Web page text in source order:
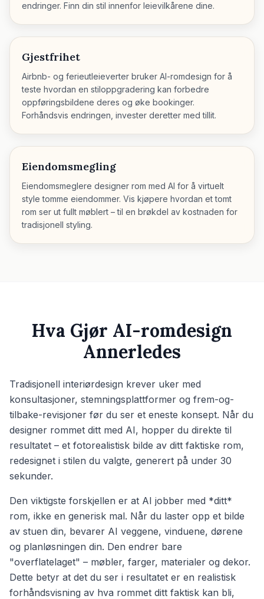
endringer. Finn din stil innenfor leievilkårene dine.
Gjestfrihet
Airbnb- og ferieutleieverter bruker AI-romdesign for å
teste hvordan en stiloppgradering kan forbedre
oppføringsbildene deres og øke bookinger.
Forhåndsvis endringen, invester deretter med tillit.
Eiendomsmegling
Eiendomsmeglere designer rom med AI for å virtuelt
style tomme eiendommer. Vis kjøpere hvordan et tomt
rom ser ut fullt møblert – til en brøkdel av kostnaden for
tradisjonell styling.
Hva Gjør AI-romdesign
Annerledes
Tradisjonell interiørdesign krever uker med
konsultasjoner, stemningsplattformer og frem-og-
tilbake-revisjoner før du ser et eneste konsept. Når du
designer rommet ditt med AI, hopper du direkte til
resultatet – et fotorealistisk bilde av ditt faktiske rom,
redesignet i stilen du valgte, generert på under 30
sekunder.
Den viktigste forskjellen er at AI jobber med *ditt*
rom, ikke en generisk mal. Når du laster opp et bilde
av stuen din, bevarer AI veggene, vinduene, dørene
og planløsningen din. Den endrer bare
"overflatelaget" – møbler, farger, materialer og dekor.
Dette betyr at det du ser i resultatet er en realistisk
forhåndsvisning av hva rommet ditt faktisk kan bli,